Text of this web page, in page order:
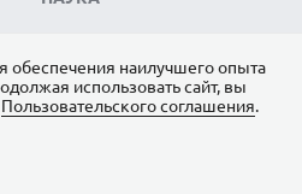
обеспечения наилучшего опыта
использовать сайт, вы
Пользовательского соглашения.